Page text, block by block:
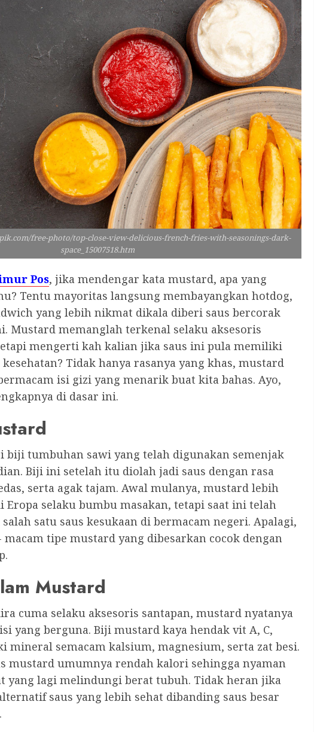
free-photo/top-close-view-delicious-french-fries-with-seasonings-dark-
space_15007518.htm
Pos, jika mendengar kata mustard, apa yang
Tentu mayoritas langsung membayangkan hotdog,
yang lebih nikmat dikala diberi saus bercorak
Mustard memanglah terkenal selaku aksesoris
mengerti kah kalian jika saus ini pula memiliki
Tidak hanya rasanya yang khas, mustard
isi gizi yang menarik buat kita bahas. Ayo,
di dasar ini.
biji tumbuhan sawi yang telah digunakan semenjak
Biji ini setelah itu diolah jadi saus dengan rasa
serta agak tajam. Awal mulanya, mustard lebih
Eropa selaku bumbu masakan, tetapi saat ini telah
satu saus kesukaan di bermacam negeri. Apalagi,
tipe mustard yang dibesarkan cocok dengan
Mustard
cuma selaku aksesoris santapan, mustard nyatanya
yang berguna. Biji mustard kaya hendak vit A, C,
mineral semacam kalsium, magnesium, serta zat besi.
mustard umumnya rendah kalori sehingga nyaman
yang lagi melindungi berat tubuh. Tidak heran jika
saus yang lebih sehat dibanding saus besar